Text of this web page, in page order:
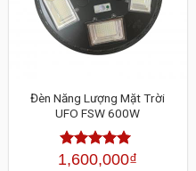
Đèn Năng Lượng Mặt Trời
UFO FSW 600W
Được xếp
1,600,000₫